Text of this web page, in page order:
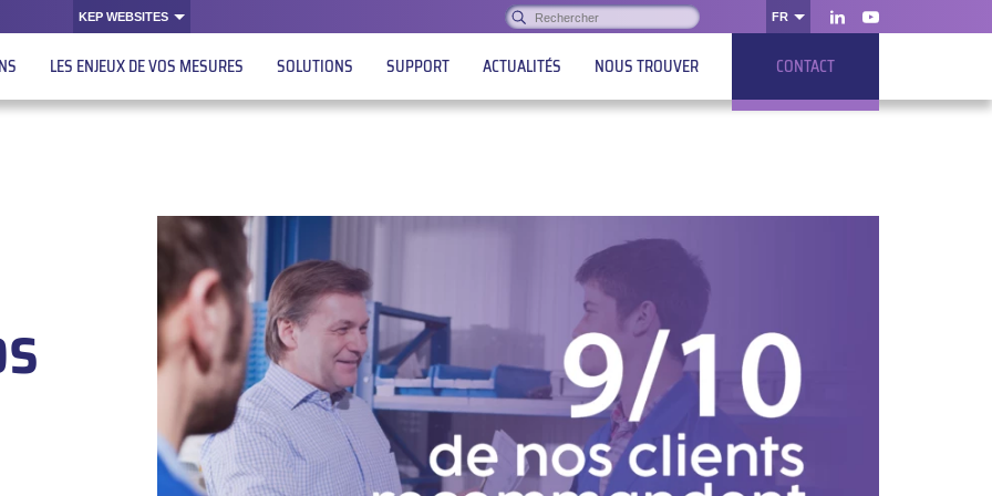
KEP WEBSITES Rechercher :
OK FR
LinkedInYoutube
LES ENJEUX DE VOS MESURES SOLUTIONS SUPPORT ACTUALITÉS NOUS TROUVER CONTACT